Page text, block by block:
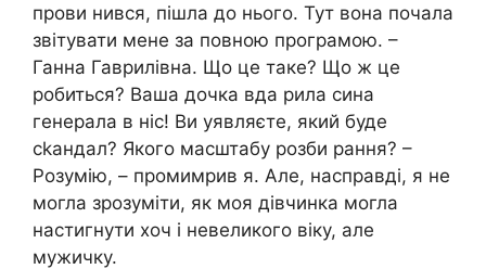
прови нився, пішла до нього. Тут вона почала
звітувати мене за повною програмою. –
Ганна Гаврилівна. Що це таке? Що ж це
робиться? Ваша дочка вда рила сина
генерала в ніс! Ви уявляєте, який буде
сkандал? Якого масштабу розби рання? –
Розумію, – промимрив я. Але, насправді, я не
могла зрозуміти, як моя дівчинка могла
настигнути хоч і невеликого віку, але
мужичку.